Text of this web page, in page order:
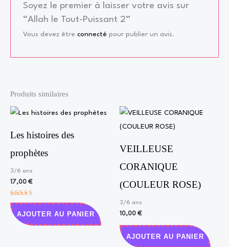
Soyez le premier à laisser votre avis sur
“Allah le Tout-Puissant 2”
Vous devez êtreconnecté pour publier un avis.
Produits similaires
Les histoires des
prophètes
3/6 ans
17,00 €
Note
5.00
sur 5
AJOUTER AU PANIER
VEILLEUSE
CORANIQUE
(COULEUR ROSE)
3/6 ans
10,00 €
AJOUTER AU PANIER